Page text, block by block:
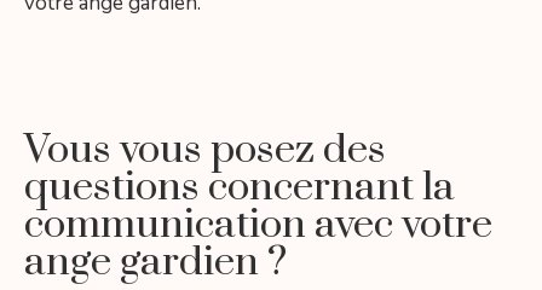
Vous vous posez des
questions concernant la
communication avec votre
ange gardien ?